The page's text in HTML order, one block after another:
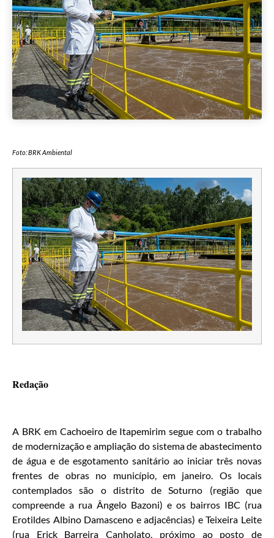
Foto: BRK Ambiental
Redação
A BRK em Cachoeiro de Itapemirim segue com o trabalho
de modernização e ampliação do sistema de abastecimento
de água e de esgotamento sanitário ao iniciar três novas
frentes de obras no município, em janeiro. Os locais
contemplados são o distrito de Soturno (região que
compreende a rua Ângelo Bazoni) e os bairros IBC (rua
Erotildes Albino Damasceno e adjacências) e Teixeira Leite
(rua Erick Barreira Canholato, próximo ao posto de